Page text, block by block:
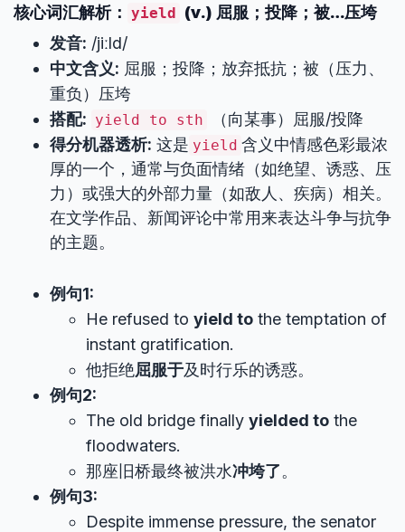
核心词汇解析： yield (v.) 屈服；投降；被…压垮
发音: /jiːld/
中文含义: 屈服；投降；放弃抵抗；被（压力、
重负）压垮
搭配: yield to sth
（向某事）屈服/投降
得分机器透析: 这是 yield 含义中情感色彩最浓
厚的一个，通常与负面情绪（如绝望、诱惑、压
力）或强大的外部力量（如敌人、疾病）相关。
在文学作品、新闻评论中常用来表达斗争与抗争
的主题。
例句1:
He refused to yield to the temptation of
instant gratification.
他拒绝屈服于及时行乐的诱惑。
例句2:
The old bridge finally yielded to the
floodwaters.
那座旧桥最终被洪水冲垮了。
例句3:
Despite immense pressure, the senator